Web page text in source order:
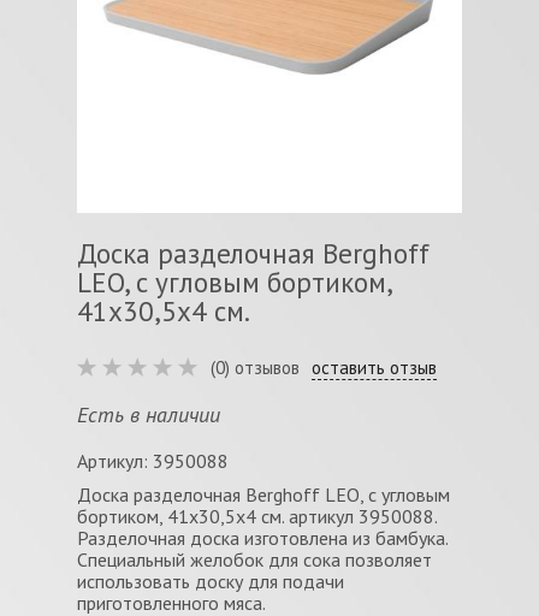
Доска разделочная Berghoff
LEO, с угловым бортиком,
41х30,5х4 см.
(0) отзывов оставить отзыв
Есть в наличии
Артикул: 3950088
Доска разделочная Berghoff LEO, с угловым
бортиком, 41х30,5х4 см. артикул 3950088.
Разделочная доска изготовлена из бамбука.
Специальный желобок для сока позволяет
использовать доску для подачи
приготовленного мяса.